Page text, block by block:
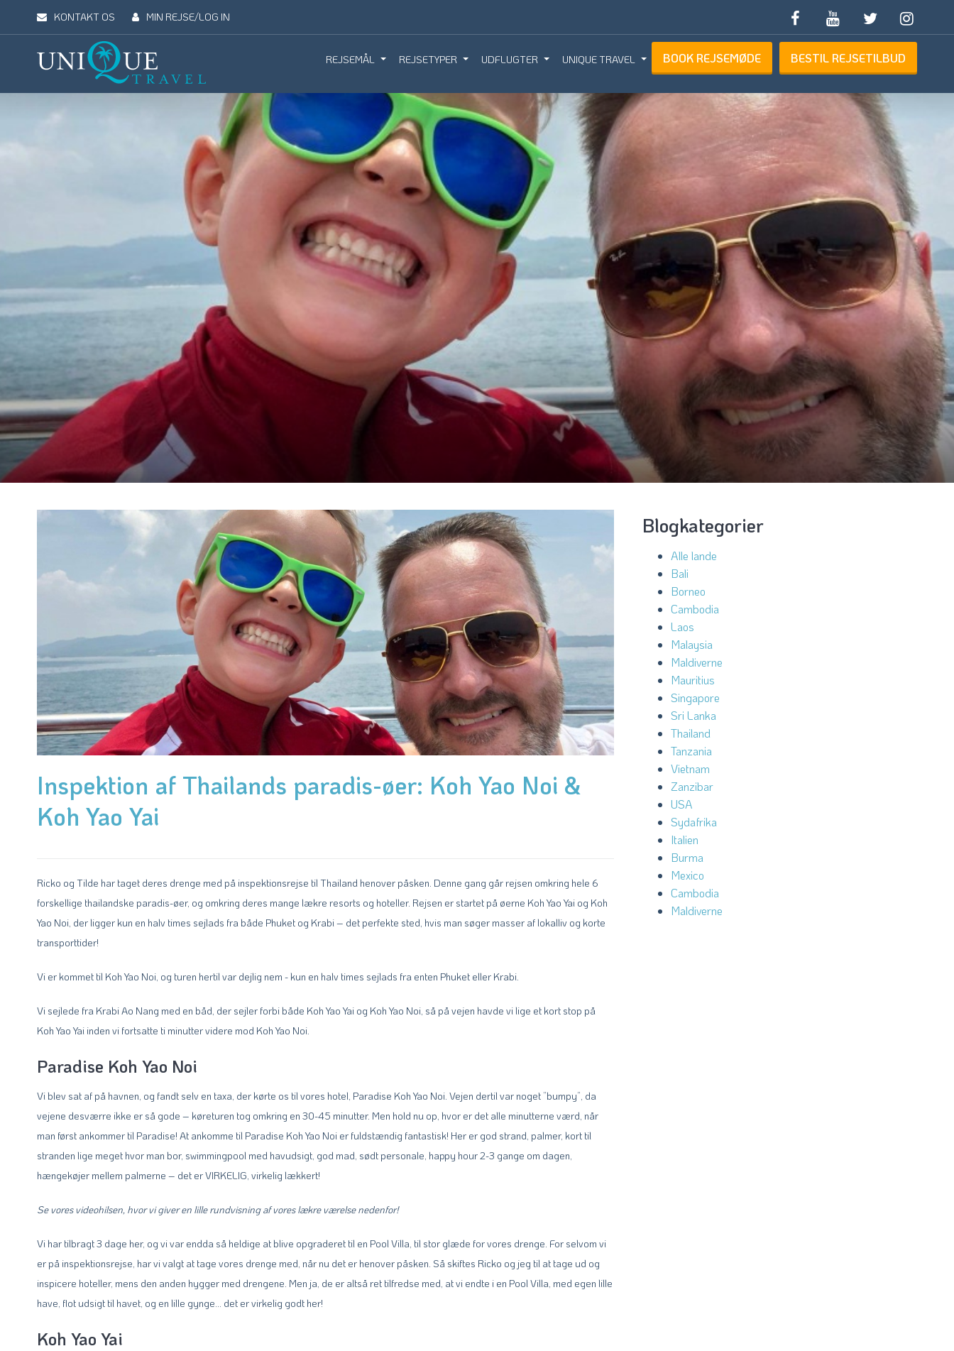
KONTAKT OS MIN REJSE/LOG IN
Travel
REJSEMÅL REJSETYPER UDFLUGTER UNIQUE TRAVEL BOOK REJSEMØDE BESTIL REJSETILBUD
UDFLUGTER UNIQUE TRAVEL BOOK REJSEMØDE BESTIL REJSETILBUD
Inspektion af Thailands paradis-øer: Koh Yao Noi &
Koh Yao Yai
Ricko og Tilde har taget deres drenge med på inspektionsrejse til Thailand henover påsken. Denne gang går rejsen omkring hele 6
forskellige thailandske paradis-øer, og omkring deres mange lækre resorts og hoteller. Rejsen er startet på øerne Koh Yao Yai og Koh
Yao Noi, der ligger kun en halv times sejlads fra både Phuket og Krabi – det perfekte sted, hvis man søger masser af lokalliv og korte
transporttider!
Vi er kommet til Koh Yao Noi, og turen hertil var dejlig nem - kun en halv times sejlads fra enten Phuket eller Krabi.
Vi sejlede fra Krabi Ao Nang med en båd, der sejler forbi både Koh Yao Yai og Koh Yao Noi, så på vejen havde vi lige et kort stop på
Koh Yao Yai inden vi fortsatte ti minutter videre mod Koh Yao Noi.
Paradise Koh Yao Noi
Vi blev sat af på havnen, og fandt selv en taxa, der kørte os til vores hotel, Paradise Koh Yao Noi. Vejen dertil var noget ”bumpy”, da
vejene desværre ikke er så gode – køreturen tog omkring en 30-45 minutter. Men hold nu op, hvor er det alle minutterne værd, når
man først ankommer til Paradise! At ankomme til Paradise Koh Yao Noi er fuldstændig fantastisk! Her er god strand, palmer, kort til
stranden lige meget hvor man bor, swimmingpool med havudsigt, god mad, sødt personale, happy hour 2-3 gange om dagen,
hængekøjer mellem palmerne – det er VIRKELIG, virkelig lækkert!
Se vores videohilsen, hvor vi giver en lille rundvisning af vores lækre værelse nedenfor!
Vi har tilbragt 3 dage her, og vi var endda så heldige at blive opgraderet til en Pool Villa, til stor glæde for vores drenge. For selvom vi
er på inspektionsrejse, har vi valgt at tage vores drenge med, når nu det er henover påsken. Så skiftes Ricko og jeg til at tage ud og
inspicere hoteller, mens den anden hygger med drengene. Men ja, de er altså ret tilfredse med, at vi endte i en Pool Villa, med egen lille
have, flot udsigt til havet, og en lille gynge… det er virkelig godt her!
Koh Yao Yai
Blogkategorier
Alle lande
Bali
Borneo
Cambodia
Laos
Malaysia
Maldiverne
Mauritius
Singapore
Sri Lanka
Thailand
Tanzania
Vietnam
Zanzibar
USA
Sydafrika
Italien
Burma
Mexico
Cambodia
Maldiverne